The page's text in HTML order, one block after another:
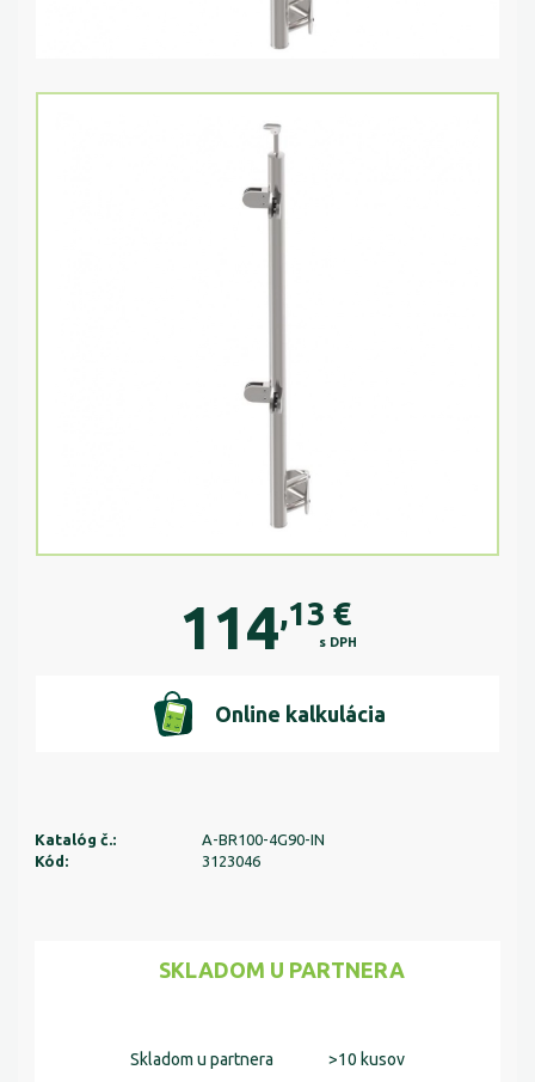
114,13 €
s DPH
Online kalkulácia
Katalóg č.:
A-BR100-4G90-IN
Kód:
3123046
SKLADOM U PARTNERA
Skladom u partnera >10 kusov